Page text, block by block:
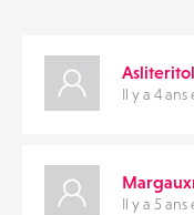
Il y a 4 ans
Il y a 5 ans